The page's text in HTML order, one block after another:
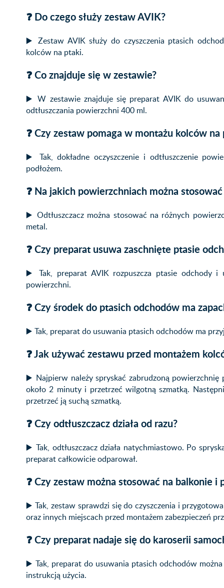
❓ Do czego służy zestaw AVIK?
▶️ Zestaw AVIK służy do czyszczenia ptasich
kolców na ptaki.
❓ Co znajduje się w zestawie?
▶️ W zestawie znajduje się preparat AVIK do
odtłuszczania powierzchni 400 ml.
❓ Czy zestaw pomaga w montażu kolców na
▶️ Tak, dokładne oczyszczenie i odtłuszczenie
podłożem.
❓ Na jakich powierzchniach można
▶️ Odtłuszczacz można stosować na różnych
metal.
❓ Czy preparat usuwa zaschnięte ptasie
▶️ Tak, preparat AVIK rozpuszcza ptasie odchody i
powierzchni.
❓ Czy środek do ptasich odchodów ma
▶️ Tak, preparat do usuwania ptasich odchodów ma
❓ Jak używać zestawu przed montażem
▶️ Najpierw należy spryskać zabrudzoną
około 2 minuty i przetrzeć wilgotną szmatką.
przetrzeć ją suchą szmatką.
❓ Czy odtłuszczacz działa od razu?
▶️ Tak, odtłuszczacz działa natychmiastowo. Po
preparat całkowicie odparował.
❓ Czy zestaw można stosować na balkonie i
▶️ Tak, zestaw sprawdzi się do czyszczenia i
oraz innych miejscach przed montażem zabezpieczeń
❓ Czy preparat nadaje się do karoserii
▶️ Tak, preparat do usuwania ptasich odchodów
instrukcją użycia.